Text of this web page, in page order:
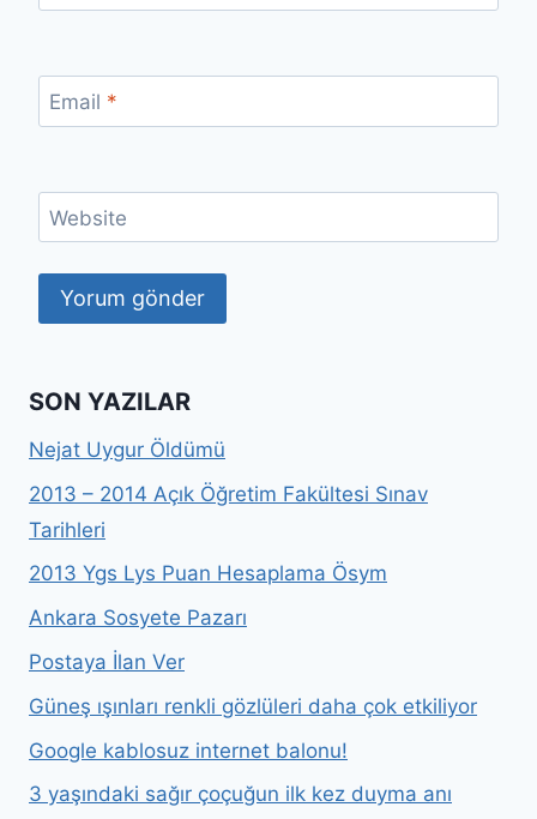
Email *
Website
SON YAZILAR
Nejat Uygur Öldümü
2013 – 2014 Açık Öğretim Fakültesi Sınav
Tarihleri
2013 Ygs Lys Puan Hesaplama Ösym
Ankara Sosyete Pazarı
Postaya İlan Ver
Güneş ışınları renkli gözlüleri daha çok etkiliyor
Google kablosuz internet balonu!
3 yaşındaki sağır çoçuğun ilk kez duyma anı